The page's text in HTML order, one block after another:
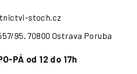
stoch.cz
95, 70800 Ostrava Poruba
PÁ od 12 do 17h